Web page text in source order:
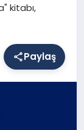
kitabı,
Paylaş